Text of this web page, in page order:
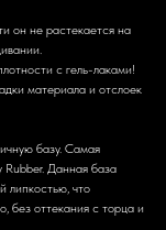
он не растекается на
с гель-лаками!
материала и отслоек
базу. Самая
Данная база
липкостью, что
без оттекания с торца и